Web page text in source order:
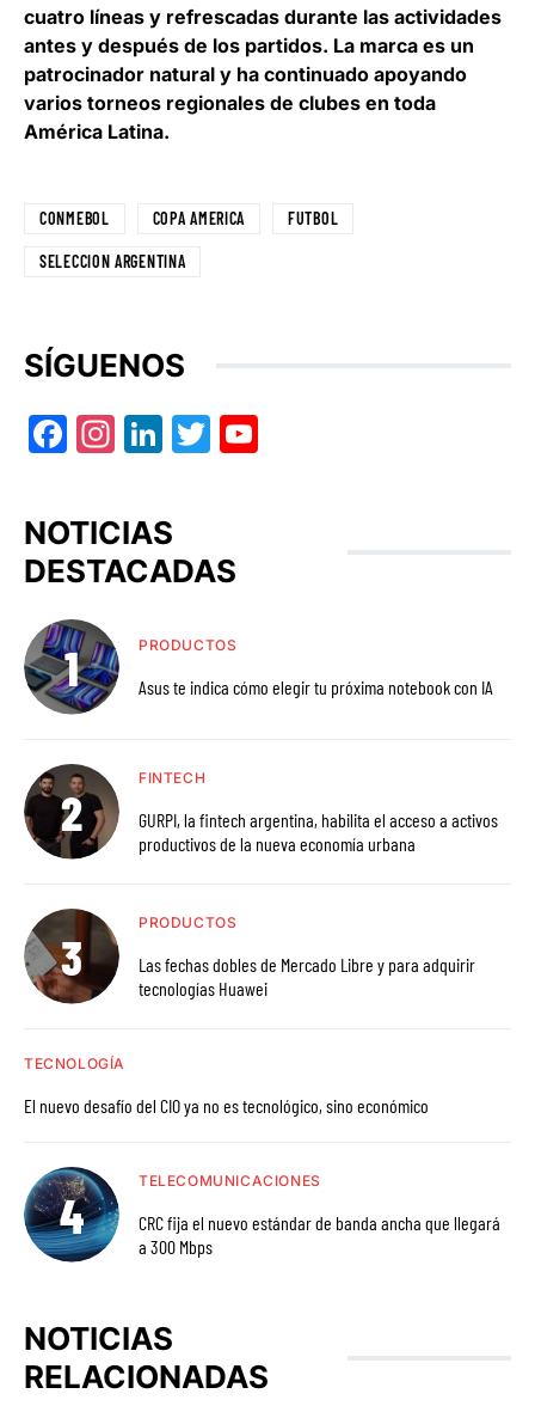
cuatro líneas y refrescadas durante las actividades
antes y después de los partidos. La marca es un
patrocinador natural y ha continuado apoyando
varios torneos regionales de clubes en toda
América Latina.
CONMEBOL COPA AMERICA FUTBOL
SELECCION ARGENTINA
SÍGUENOS
Facebook
Instagram
LinkedIn
Twitter
NOTICIAS
DESTACADAS
PRODUCTOS
Asus te indica cómo elegir tu próxima notebook con IA
FINTECH
GURPI, la fintech argentina, habilita el acceso a activos
productivos de la nueva economía urbana
PRODUCTOS
Las fechas dobles de Mercado Libre y para adquirir
tecnologías Huawei
TECNOLOGÍA
El nuevo desafío del CIO ya no es tecnológico, sino económico
TELECOMUNICACIONES
CRC fija el nuevo estándar de banda ancha que llegará
a 300 Mbps
NOTICIAS
RELACIONADAS